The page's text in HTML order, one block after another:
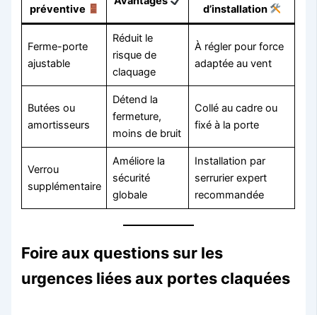
préventive
d’installation
Ferme-porte
ajustable
Réduit le
risque de
claquage
À régler pour force
adaptée au vent
Butées ou
amortisseurs
Détend la
fermeture,
moins de bruit
Collé au cadre ou
fixé à la porte
Verrou
supplémentaire
Améliore la
sécurité
globale
Installation par
serrurier expert
recommandée
Foire aux questions sur les
urgences liées aux portes claquées